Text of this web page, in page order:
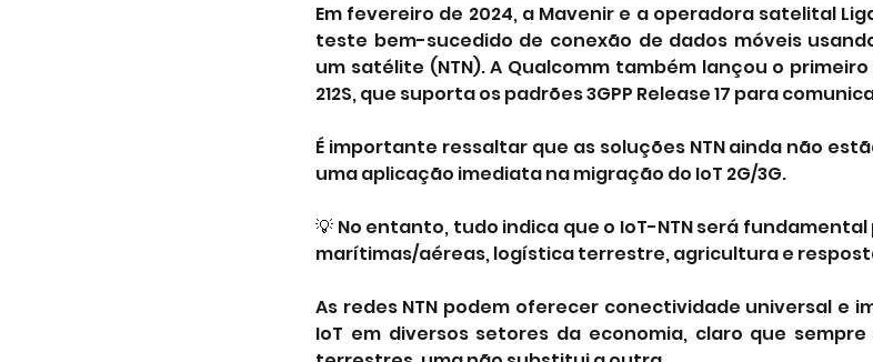
Em fevereiro de 2024, a Mavenir e a operadora satelital
teste bem-sucedido de conexão de dados móveis
um satélite (NTN). A Qualcomm também lançou o
212S, que suporta os padrões 3GPP Release 17 para
É importante ressaltar que as soluções NTN ainda não
uma aplicação imediata na migração do IoT 2G/3G.
💡 No entanto, tudo indica que o IoT-NTN será
marítimas/aéreas, logística terrestre, agricultura e
As redes NTN podem oferecer conectividade universal e
IoT em diversos setores da economia, claro que